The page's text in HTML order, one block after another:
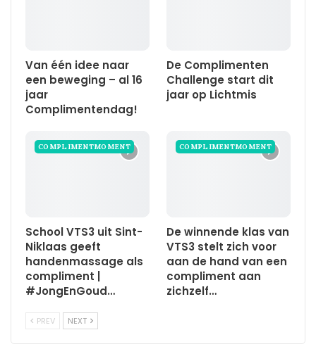
Van één idee naar
een beweging – al 16
jaar
Complimentendag!
De Complimenten
Challenge start dit
jaar op Lichtmis
COMPLIMENTMOMENT
School VTS3 uit Sint-
Niklaas geeft
handenmassage als
compliment |
#JongEnGoud…
COMPLIMENTMOMENT
De winnende klas van
VTS3 stelt zich voor
aan de hand van een
compliment aan
zichzelf…
PREV NEXT